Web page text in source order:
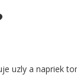
uzly a napriek